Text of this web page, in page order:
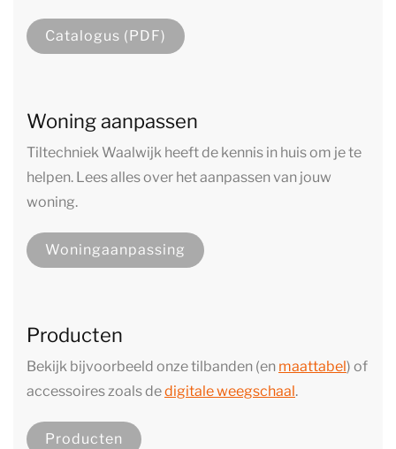
Catalogus (PDF)
Woning aanpassen
Tiltechniek Waalwijk heeft de kennis in huis om je te
helpen. Lees alles over het aanpassen van jouw
woning.
Woningaanpassing
Producten
Bekijk bijvoorbeeld onze tilbanden (en maattabel) of
accessoires zoals dedigitale weegschaal.
Producten